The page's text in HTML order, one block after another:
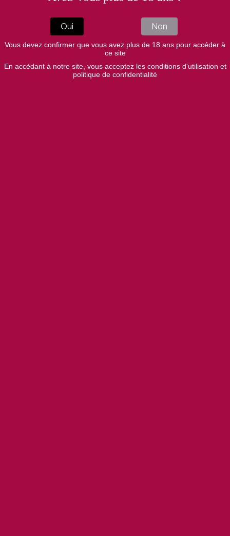
A minimal dose of sulphur is added around April/May
when bottling occurs.
Oui Non
Vous devez confirmer que vous avez plus de 18 ans pour accéder à
ce site
En accèdant à notre site, vous acceptez les conditions d'utilisation et
politique de confidentialité